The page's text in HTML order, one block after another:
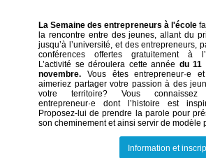
La Semaine des entrepreneurs à l'école
la rencontre entre des jeunes, allant du
jusqu’à l’université, et des entrepreneurs,
conférences offertes gratuitement à
L’activité se déroulera cette année du 11
novembre. Vous êtes entrepreneur·e
aimeriez partager votre passion à des
votre territoire? Vous connaissez
entrepreneur·e dont l’histoire est
Proposez-lui de prendre la parole pour
son cheminement et ainsi servir de modèle
Information et